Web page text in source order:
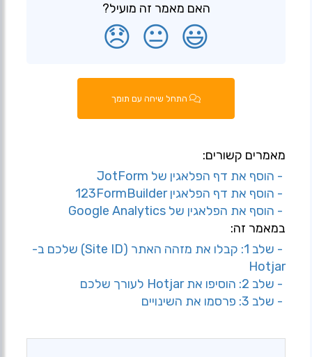
האם מאמר זה מועיל?
😃
😐
😞
התחל שיחה עם תומך
מאמרים קשורים:
- הוסף את דף הפלאגין של JotForm
- הוסף את דף הפלאגין 123FormBuilder
- הוסף את הפלאגין של Google Analytics
במאמר זה:
- שלב 1: קבלו את מזהה האתר (Site ID) שלכם ב-
Hotjar
- שלב 2: הוסיפו את Hotjar לעורך שלכם
- שלב 3: פרסמו את השינויים